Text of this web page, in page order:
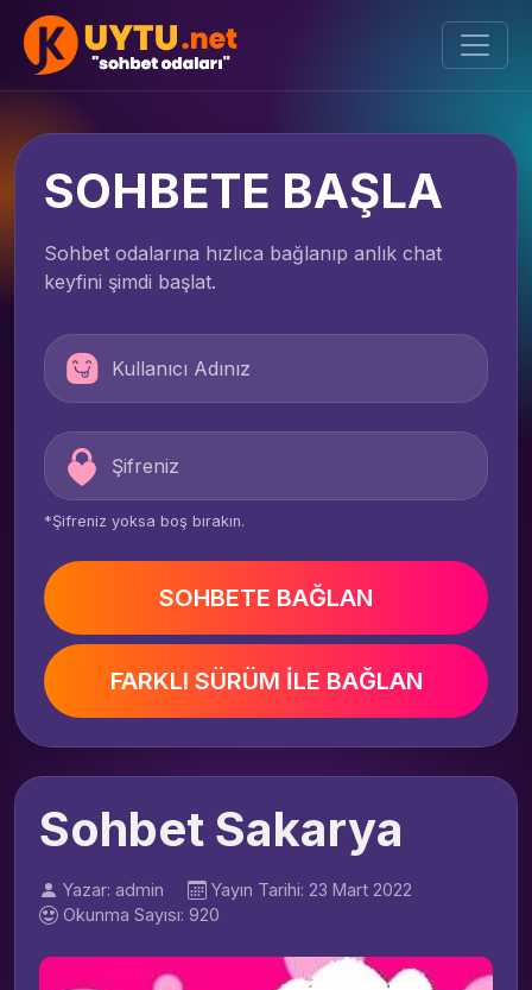
SOHBETE BAŞLA
Sohbet odalarına hızlıca bağlanıp anlık chat
keyfini şimdi başlat.
*Şifreniz yoksa boş bırakın.
SOHBETE BAĞLAN
FARKLI SÜRÜM İLE BAĞLAN
Sohbet Sakarya
Yazar: admin
Yayın Tarihi: 23 Mart 2022
Okunma Sayısı: 920